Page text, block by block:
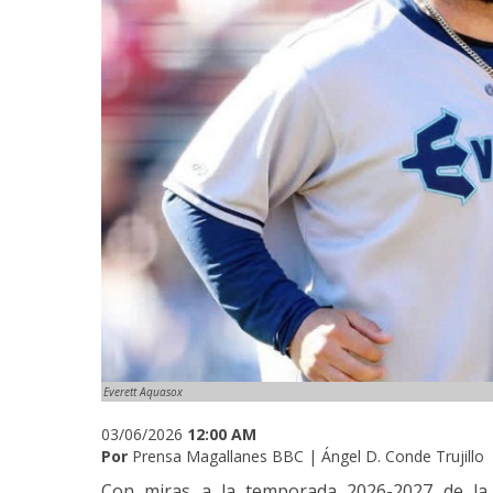
Everett Aquasox
03/06/2026 12:00 AM
Por Prensa Magallanes BBC | Ángel D. Conde Trujillo